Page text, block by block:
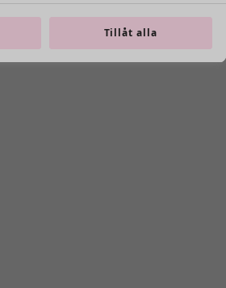
Tillåt alla